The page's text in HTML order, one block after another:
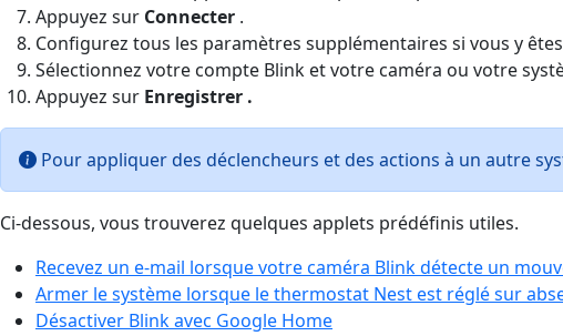
Appuyez sur Connecter .
Configurez tous les paramètres supplémentaires si vous y
Sélectionnez votre compte Blink et votre caméra ou votre
Appuyez sur Enregistrer .
Pour appliquer des déclencheurs et des actions à un autre
Ci-dessous, vous trouverez quelques applets prédéfinis utiles.
Recevez un e-mail lorsque votre caméra Blink détecte un
Armer le système lorsque le thermostat Nest est réglé sur
Désactiver Blink avec Google Home